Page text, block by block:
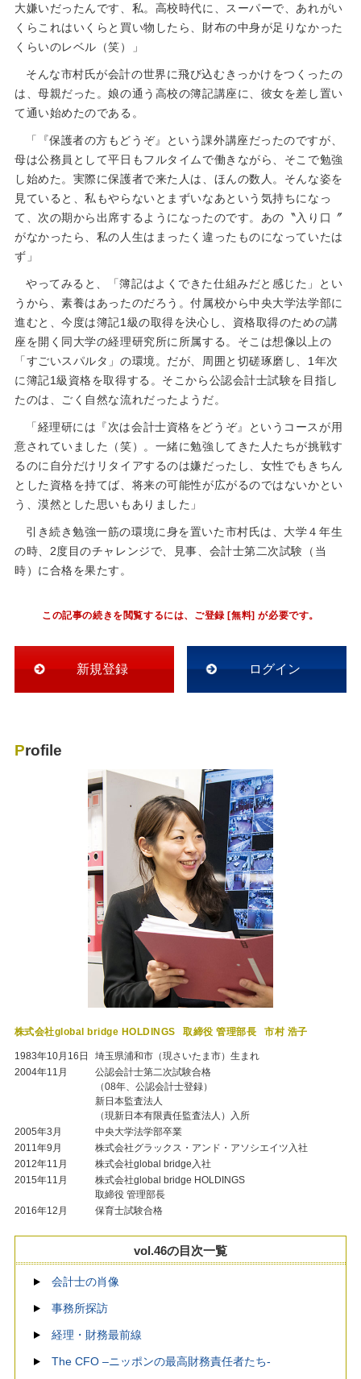
大嫌いだったんです、私。高校時代に、スーパーで、あれがい
くらこれはいくらと買い物したら、財布の中身が足りなかった
くらいのレベル（笑）」
そんな市村氏が会計の世界に飛び込むきっかけをつくったの
は、母親だった。娘の通う高校の簿記講座に、彼女を差し置い
て通い始めたのである。
「『保護者の方もどうぞ』という課外講座だったのですが、
母は公務員として平日もフルタイムで働きながら、そこで勉強
し始めた。実際に保護者で来た人は、ほんの数人。そんな姿を
見ていると、私もやらないとまずいなあという気持ちになっ
て、次の期から出席するようになったのです。あの〝入り口〞
がなかったら、私の人生はまったく違ったものになっていたは
ず」
やってみると、「簿記はよくできた仕組みだと感じた」とい
うから、素養はあったのだろう。付属校から中央大学法学部に
進むと、今度は簿記1級の取得を決心し、資格取得のための講
座を開く同大学の経理研究所に所属する。そこは想像以上の
「すごいスパルタ」の環境。だが、周囲と切磋琢磨し、1年次
に簿記1級資格を取得する。そこから公認会計士試験を目指し
たのは、ごく自然な流れだったようだ。
「経理研には『次は会計士資格をどうぞ』というコースが用
意されていました（笑）。一緒に勉強してきた人たちが挑戦す
るのに自分だけリタイアするのは嫌だったし、女性でもきちん
とした資格を持てば、将来の可能性が広がるのではないかとい
う、漠然とした思いもありました」
引き続き勉強一筋の環境に身を置いた市村氏は、大学４年生
の時、2度目のチャレンジで、見事、会計士第二次試験（当
時）に合格を果たす。
この記事の続きを閲覧するには、ご登録 [無料] が必要です。
新規登録 ログイン
Profile
株式会社global bridge HOLDINGS 取締役 管理部長 市村 浩子
1983年10月16日
埼玉県浦和市（現さいたま市）生まれ
2004年11月
公認会計士第二次試験合格
（08年、公認会計士登録）
新日本監査法人
（現新日本有限責任監査法人）入所
2005年3月
中央大学法学部卒業
2011年9月
株式会社グラックス・アンド・アソシエイツ入社
2012年11月
株式会社global bridge入社
2015年11月
株式会社global bridge HOLDINGS
取締役 管理部長
2016年12月
保育士試験合格
vol.46の目次一覧
会計士の肖像
事務所探訪
経理・財務最前線
The CFO –ニッポンの最高財務責任者たち-